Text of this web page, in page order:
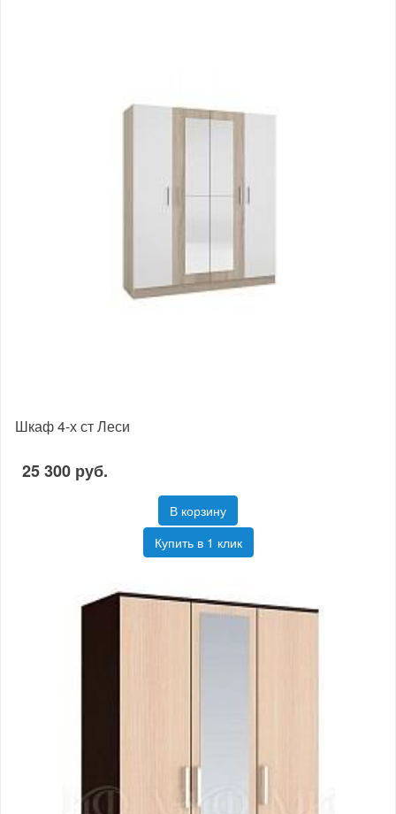
Шкаф 4-х ст Леси
25 300 руб.
В корзину
Купить в 1 клик